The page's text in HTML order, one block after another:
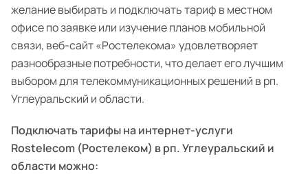
желание выбирать и подключать тариф в местном
офисе по заявке или изучение планов мобильной
связи, веб-сайт «Ростелекома» удовлетворяет
разнообразные потребности, что делает его лучшим
выбором для телекоммуникационных решений в рп.
Углеуральский и области.
Подключать тарифы на интернет-услуги
Rostelecom (Ростелеком) в рп. Углеуральский и
области можно: